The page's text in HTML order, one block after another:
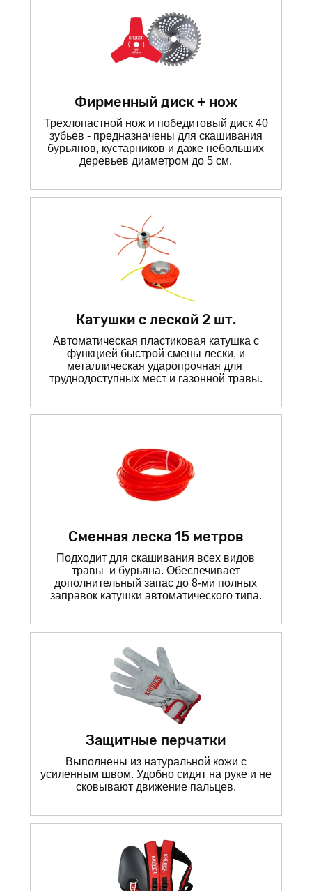
Фирменный диск + нож
Трехлопастной нож и победитовый диск 40
зубьев - предназначены для скашивания
бурьянов, кустарников и даже небольших
деревьев диаметром до 5 см.
Катушки с леской 2 шт.
Автоматическая пластиковая катушка с
функцией быстрой смены лески, и
металлическая ударопрочная для
труднодоступных мест и газонной травы.
Сменная леска 15 метров
Подходит для скашивания всех видов
травы и бурьяна. Обеспечивает
дополнительный запас до 8-ми полных
заправок катушки автоматического типа.
Защитные перчатки
Выполнены из натуральной кожи с
усиленным швом. Удобно сидят на руке и не
сковывают движение пальцев.